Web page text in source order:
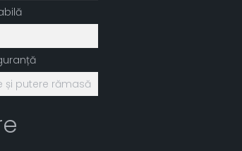
și putere rămasă